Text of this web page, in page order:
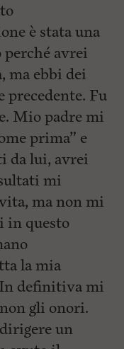
è stata una
avrei
ma ebbi dei
precedente. Fu
Mio padre mi
prima” e
da lui, avrei
mi
ma non mi
in questo
la mia
definitiva mi
gli onori.
un